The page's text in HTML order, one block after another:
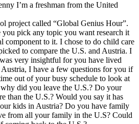
I’m a freshman from the United
project called “Global Genius Hour”.
pick any topic you want research it
component to it. I chose to do child care
to compare the U.S. and Austria. I
very insightful for you have lived
I have a few questions for you if
out of your busy schedule to look at
did you leave the U.S.? Do your
than the U.S.? Would you say it has
kids in Austria? Do you have family
from all your family in the U.S? Could